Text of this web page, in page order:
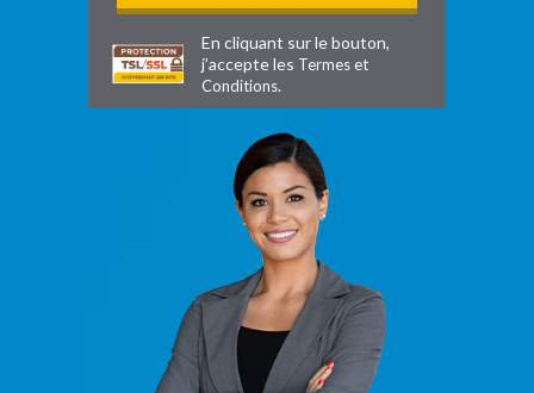
En cliquant sur le bouton,
j’accepte les Termes et
Conditions.